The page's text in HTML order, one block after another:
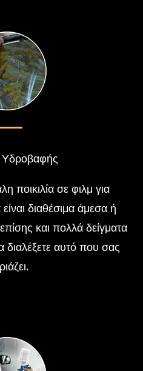
Υδροβαφής
ποικιλία σε φιλμ για
διαθέσιμα άμεσα ή
και πολλά δείγματα
διαλέξετε αυτό που σας